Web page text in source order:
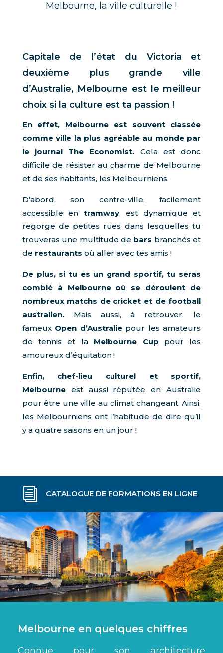
Melbourne, la ville culturelle !
Capitale de l’état du Victoria et
deuxième plus grande ville
d’Australie, Melbourne est le meilleur
choix si la culture est ta passion !
En effet, Melbourne est souvent classée
comme ville la plus agréable au monde par
le journal The Economist. Cela est donc
difficile de résister au charme de Melbourne
et de ses habitants, les Melbourniens.
D’abord, son centre-ville, facilement
accessible en tramway, est dynamique et
regorge de petites rues dans lesquelles tu
trouveras une multitude de bars branchés et
de restaurants où aller avec tes amis !
De plus, si tu es un grand sportif, tu seras
comblé à Melbourne où se déroulent de
nombreux matchs de cricket et de football
australien.Mais aussi, à retrouver, le
fameux Open d’Australie pour les amateurs
de tennis et la
Melbourne Cup
pour les
amoureux d’équitation !
Enfin, chef-lieu culturel et sportif,
Melbourneest aussi réputée en Australie
pour être une ville au climat changeant. Ainsi,
les Melbourniens ont l’habitude de dire qu’il
y a quatre saisons en un jour !
i CATALOGUE DE FORMATIONS EN LIGNE
Melbourne en quelques chiffres
Connue pour son architecture